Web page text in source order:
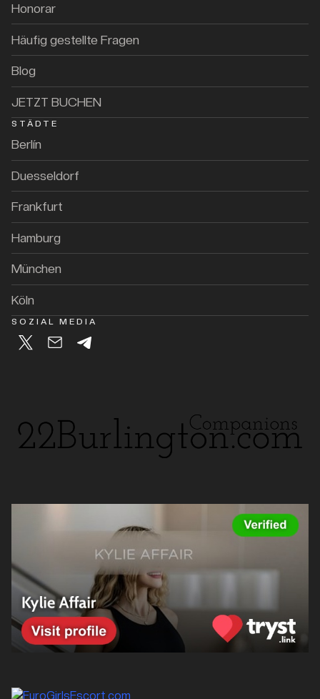
Honorar
Häufig gestellte Fragen
Blog
JETZT BUCHEN
STÄDTE
Berlín
Duesseldorf
Frankfurt
Hamburg
München
Köln
SOZIAL MEDIA